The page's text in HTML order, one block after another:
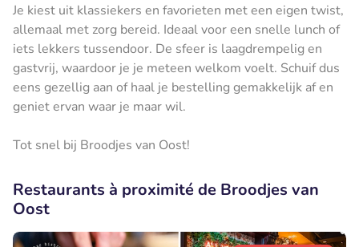
Je kiest uit klassiekers en favorieten met een eigen twist,
allemaal met zorg bereid. Ideaal voor een snelle lunch of
iets lekkers tussendoor. De sfeer is laagdrempelig en
gastvrij, waardoor je je meteen welkom voelt. Schuif dus
eens gezellig aan of haal je bestelling gemakkelijk af en
geniet ervan waar je maar wil.
Tot snel bij Broodjes van Oost!
Restaurants à proximité de Broodjes van
Oost